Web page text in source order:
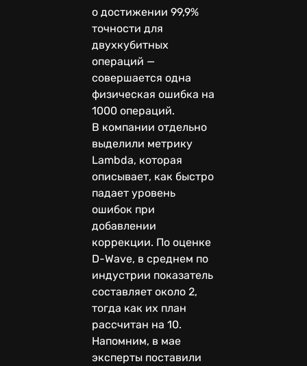
о достижении 99,9%
точности для
двухкубитных
операций —
совершается одна
физическая ошибка на
1000 операций.
В компании отдельно
выделили метрику
Lambda, которая
описывает, как быстро
падает уровень
ошибок при
добавлении
коррекции. По оценке
D-Wave, в среднем по
индустрии показатель
составляет около 2,
тогда как их план
рассчитан на 10.
Напомним, в мае
эксперты поставили